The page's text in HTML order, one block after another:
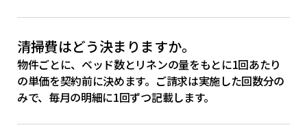
清掃費はどう決まりますか。
物件ごとに、ベッド数とリネンの量をもとに1回あたり
の単価を契約前に決めます。ご請求は実施した回数分の
みで、毎月の明細に1回ずつ記載します。